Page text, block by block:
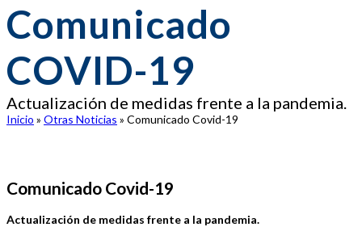
Comunicado
COVID-19
Actualización de medidas frente a la pandemia.
Inicio » Otras Noticias » Comunicado Covid-19
Comunicado Covid-19
Actualización de medidas frente a la pandemia.